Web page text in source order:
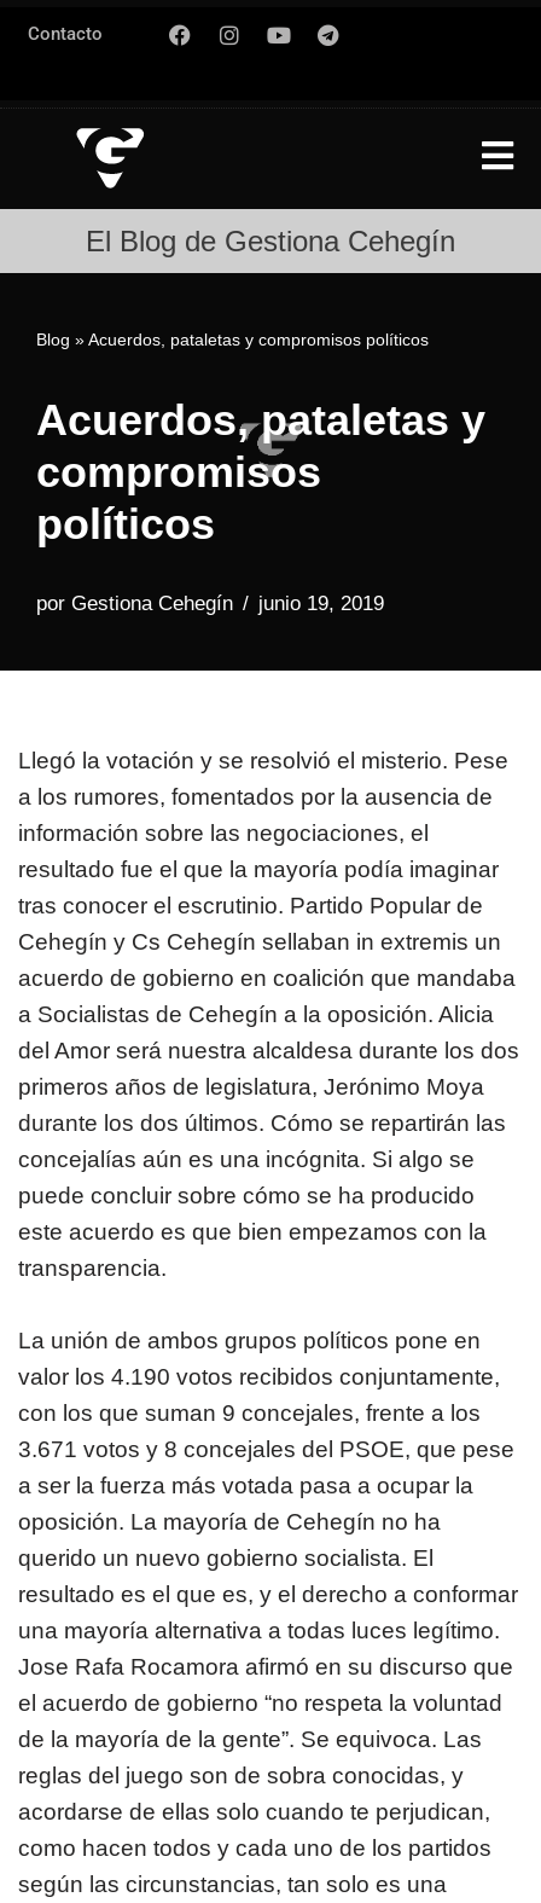
al
contenido
Contacto
El Blog de Gestiona Cehegín
Blog »Acuerdos, pataletas y compromisos políticos
Acuerdos, pataletas y
compromisos
políticos
por Gestiona Cehegín junio 19, 2019
Llegó la votación y se resolvió el misterio. Pese
a los rumores, fomentados por la ausencia de
información sobre las negociaciones, el
resultado fue el que la mayoría podía imaginar
tras conocer el escrutinio. Partido Popular de
Cehegín y Cs Cehegín sellaban in extremis un
acuerdo de gobierno en coalición que mandaba
a Socialistas de Cehegín a la oposición. Alicia
del Amor será nuestra alcaldesa durante los dos
primeros años de legislatura, Jerónimo Moya
durante los dos últimos. Cómo se repartirán las
concejalías aún es una incógnita. Si algo se
puede concluir sobre cómo se ha producido
este acuerdo es que bien empezamos con la
transparencia.
La unión de ambos grupos políticos pone en
valor los 4.190 votos recibidos conjuntamente,
con los que suman 9 concejales, frente a los
3.671 votos y 8 concejales del PSOE, que pese
a ser la fuerza más votada pasa a ocupar la
oposición. La mayoría de Cehegín no ha
querido un nuevo gobierno socialista. El
resultado es el que es, y el derecho a conformar
una mayoría alternativa a todas luces legítimo.
Jose Rafa Rocamora afirmó en su discurso que
el acuerdo de gobierno “no respeta la voluntad
de la mayoría de la gente”. Se equivoca. Las
reglas del juego son de sobra conocidas, y
acordarse de ellas solo cuando te perjudican,
como hacen todos y cada uno de los partidos
según las circunstancias, tan solo es una